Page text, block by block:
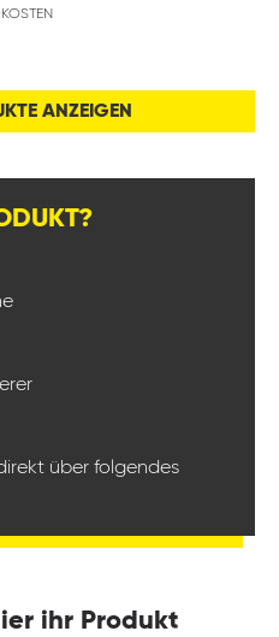
ANZEIGEN
über folgendes
ihr Produkt